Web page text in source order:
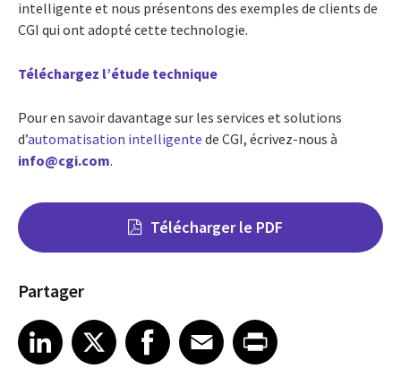
intelligente et nous présentons des exemples de clients de
CGI qui ont adopté cette technologie.
Téléchargez l’étude technique
Pour en savoir davantage sur les services et solutions
d’automatisation intelligente de CGI, écrivez-nous à
info@cgi.com.
Télécharger le PDF
Partager
Share on LinkedIn
LinkedIn
Share on X Share on FacebookFacebook
Share on EmailEmailShare on Print